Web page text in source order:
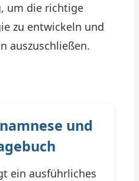
um die richtige
zu entwickeln und
auszuschließen.
und
ein ausführliches